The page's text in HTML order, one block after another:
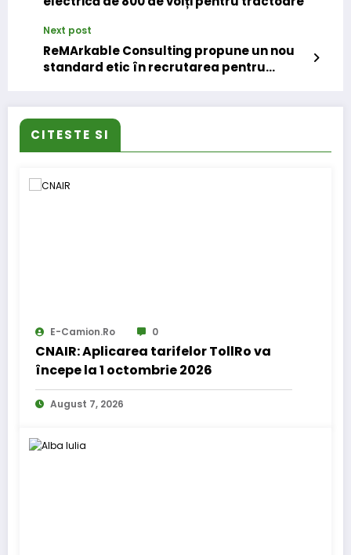
Next post
ReMArkable Consulting propune un nou
standard etic în recrutarea pentru
CITESTE SI
E-Camion.ro 0
CNAIR: Aplicarea tarifelor TollRo va
începe la 1 octombrie 2026
August 7, 2026